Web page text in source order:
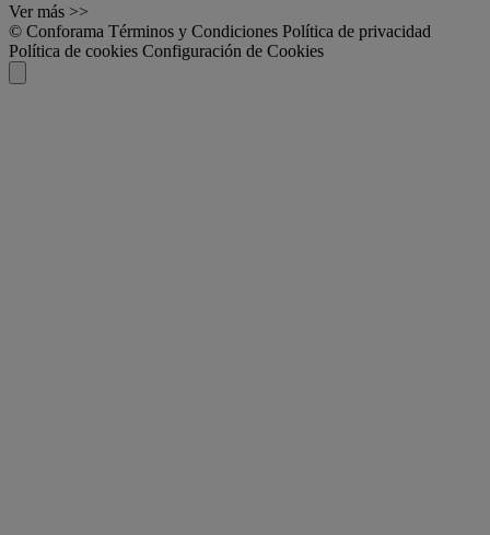
Ver más >>
© Conforama Términos y Condiciones Política de privacidad
Política de cookies Configuración de Cookies